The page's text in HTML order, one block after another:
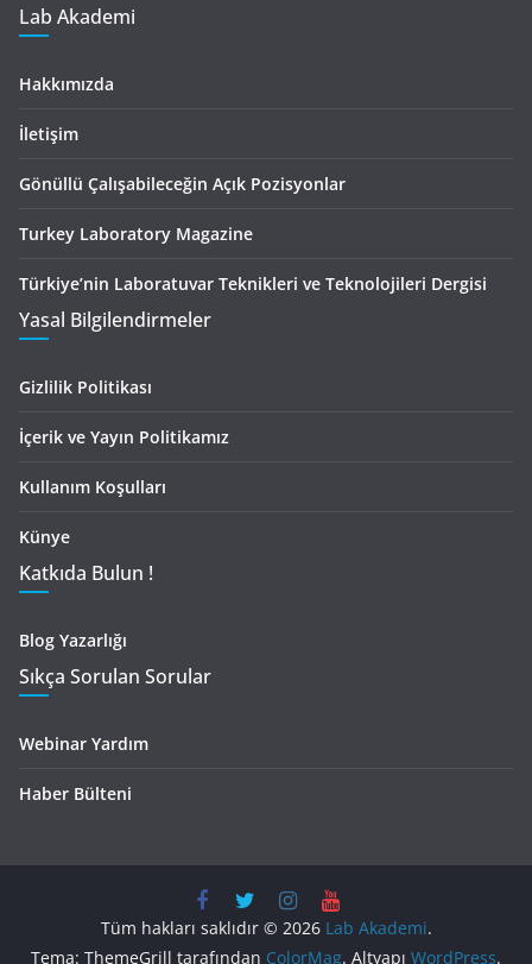
Lab Akademi
Hakkımızda
İletişim
Gönüllü Çalışabileceğin Açık Pozisyonlar
Turkey Laboratory Magazine
Türkiye’nin Laboratuvar Teknikleri ve Teknolojileri Dergisi
Yasal Bilgilendirmeler
Gizlilik Politikası
İçerik ve Yayın Politikamız
Kullanım Koşulları
Künye
Katkıda Bulun !
Blog Yazarlığı
Sıkça Sorulan Sorular
Webinar Yardım
Haber Bülteni
Tüm hakları saklıdır © 2026 Lab Akademi.
Tema: ThemeGrill tarafından ColorMag. Altyapı WordPress.